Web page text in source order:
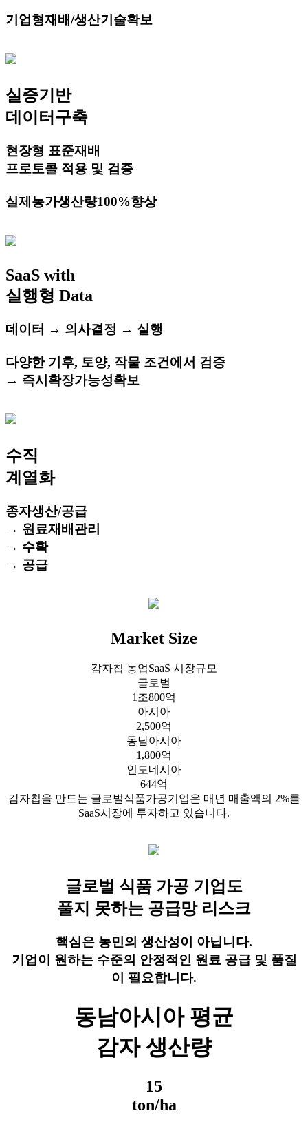
기업형재배/생산기술확보
실증기반
데이터구축
현장형 표준재배
프로토콜 적용 및 검증
실제농가생산량100%향상
SaaS with
실행형 Data
데이터 → 의사결정 → 실행
다양한 기후, 토양, 작물 조건에서 검증
→ 즉시확장가능성확보
수직
계열화
종자생산/공급
→ 원료재배관리
→ 수확
→ 공급
Market Size
감자칩 농업SaaS 시장규모
글로벌
1조800억
아시아
2,500억
동남아시아
1,800억
인도네시아
644억
감자칩을 만드는 글로벌식품가공기업은 매년 매출액의 2%를
SaaS시장에 투자하고 있습니다.
글로벌 식품 가공 기업도
풀지 못하는 공급망 리스크
핵심은 농민의 생산성이 아닙니다.
기업이 원하는 수준의 안정적인 원료 공급 및 품질
이 필요합니다.
동남아시아 평균
감자 생산량
15
ton/ha